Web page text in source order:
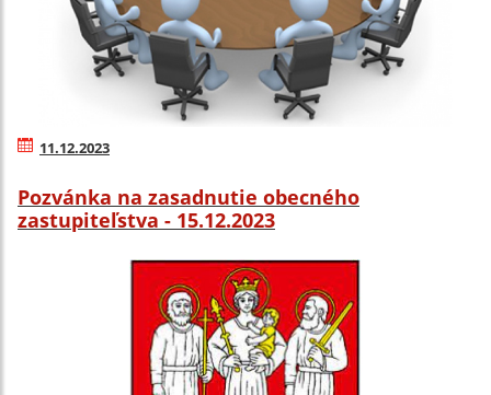
11.12.2023
Pozvánka na zasadnutie obecného
zastupiteľstva - 15.12.2023